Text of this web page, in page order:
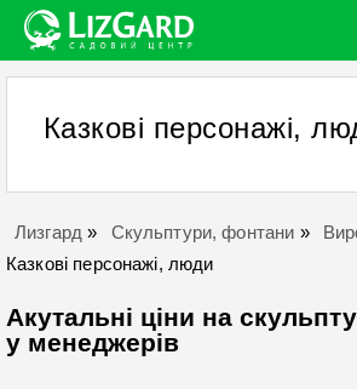
Казкові персонажі,
Лизгард » Скульптури, фонтани »
Казкові персонажі, люди
Акутальні ціни на
у менеджерів